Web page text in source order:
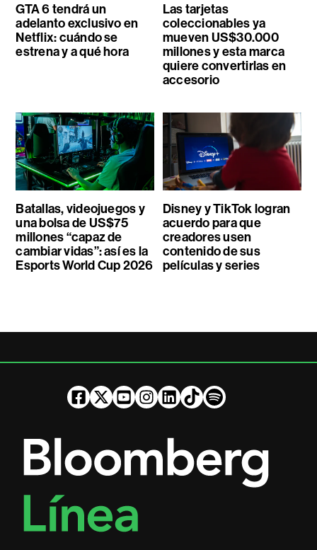
GTA 6 tendrá un
adelanto exclusivo en
Netflix: cuándo se
estrena y a qué hora
Las tarjetas
coleccionables ya
mueven US$30.000
millones y esta marca
quiere convertirlas en
accesorio
Batallas, videojuegos y
una bolsa de US$75
millones “capaz de
cambiar vidas”: así es la
Esports World Cup 2026
Disney y TikTok logran
acuerdo para que
creadores usen
contenido de sus
películas y series